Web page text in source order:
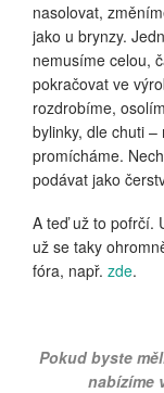
nasolovat,
jako u brynzy.
nemusíme celou,
pokračovat ve
rozdrobíme,
bylinky, dle chuti
promícháme.
podávat jako
A teď už to pofrčí.
už se taky
fóra, např. zde.
Pokud byste
nabízíme